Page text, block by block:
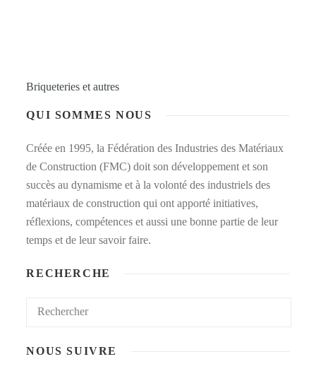
Briqueteries et autres
QUI SOMMES NOUS
Créée en 1995, la Fédération des Industries des Matériaux
de Construction (FMC) doit son développement et son
succès au dynamisme et à la volonté des industriels des
matériaux de construction qui ont apporté initiatives,
réflexions, compétences et aussi une bonne partie de leur
temps et de leur savoir faire.
RECHERCHE
NOUS SUIVRE